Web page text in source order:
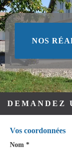
NOS
DEMANDEZ
Vos coordonnées
Nom *